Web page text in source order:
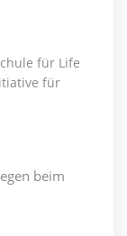
für Life
für
beim